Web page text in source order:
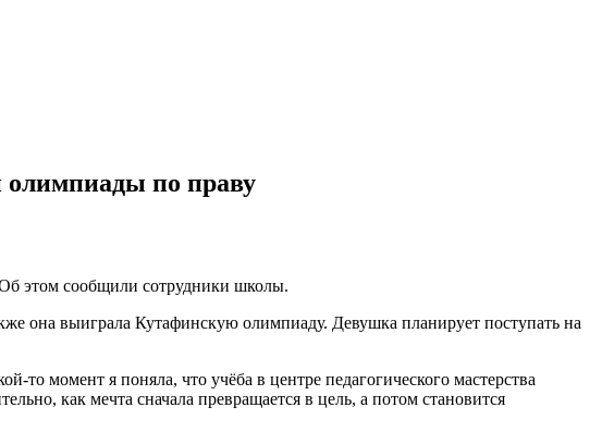
олимпиады по праву
этом сообщили сотрудники школы.
она выиграла Кутафинскую олимпиаду. Девушка планирует поступать на
то момент я поняла, что учёба в центре педагогического мастерства
как мечта сначала превращается в цель, а потом становится